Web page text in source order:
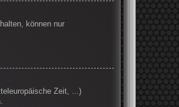
können nur
Zeit, ...)